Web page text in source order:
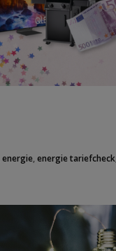
,energie ,energie tariefcheck